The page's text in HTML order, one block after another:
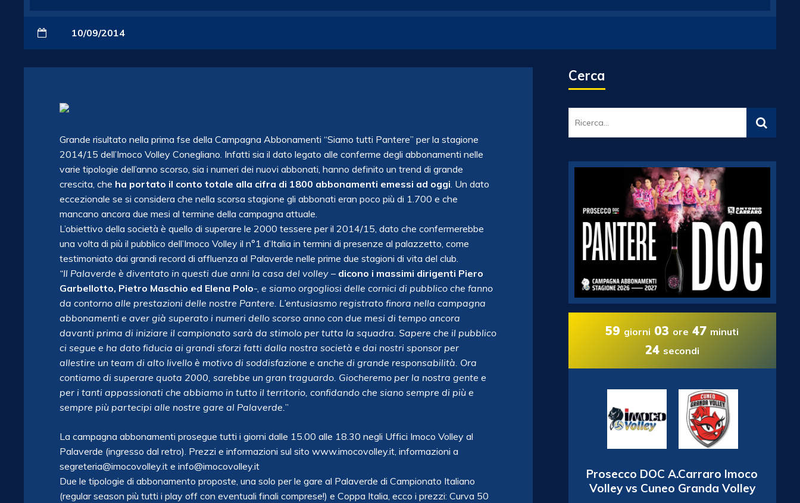
10/09/2014
Grande risultato nella prima fse della Campagna Abbonamenti “Siamo tutti Pantere” per la stagione
2014/15 dell’Imoco Volley Conegliano. Infatti sia il dato legato alle conferme degli abbonamenti nelle
varie tipologie dell’anno scorso, sia i numeri dei nuovi abbonati, hanno definito un trend di grande
crescita, che ha portato il conto totale alla cifra di 1800 abbonamenti emessi ad oggi. Un dato
eccezionale se si considera che nella scorsa stagione gli abbonati eran poco più di 1.700 e che
mancano ancora due mesi al termine della campagna attuale.
L’obiettivo della società è quello di superare le 2000 tessere per il 2014/15, dato che confermerebbe
una volta di più il pubblico dell’Imoco Volley il n°1 d’Italia in termini di presenze al palazzetto, come
testimoniato dai grandi record di affluenza al Palaverde nelle prime due stagioni di vita del club.
“Il Palaverde è diventato in questi due anni la casa del volley – dicono i massimi dirigenti Piero
Garbellotto, Pietro Maschio ed Elena Polo-, e siamo orgogliosi delle cornici di pubblico che fanno
da contorno alle prestazioni delle nostre Pantere. L’entusiasmo registrato finora nella campagna
abbonamenti e aver già superato i numeri dello scorso anno con due mesi di tempo ancora
davanti prima di iniziare il campionato sarà da stimolo per tutta la squadra. Sapere che il pubblico
ci segue e ha dato fiducia ai grandi sforzi fatti dalla nostra società e dai nostri sponsor per
allestire un team di alto livello è motivo di soddisfazione e anche di grande responsabilità. Ora
contiamo di superare quota 2000, sarebbe un gran traguardo. Giocheremo per la nostra gente e
per i tanti appassionati che abbiamo in tutto il territorio, confidando che siano sempre di più e
sempre più partecipi alle nostre gare al Palaverde.”
La campagna abbonamenti prosegue tutti i giorni dalle 15.00 alle 18.30 negli Uffici Imoco Volley al
Palaverde (ingresso dal retro). Prezzi e informazioni sul sito www.imocovolley.it, informazioni a
segreteria@imocovolley.it e info@imocovolley.it
Due le tipologie di abbonamento proposte, una solo per le gare al Palaverde di Campionato Italiano
(regular season più tutti i play off con eventuali finali comprese!) e Coppa Italia, ecco i prezzi: Curva 50
Cerca
59 giorni 03 ore 47 minuti
23 secondi
Prosecco DOC A.Carraro Imoco
Volley vs Cuneo Granda Volley